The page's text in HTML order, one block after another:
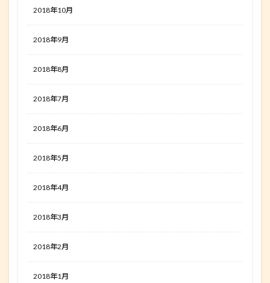
2018年10月
2018年9月
2018年8月
2018年7月
2018年6月
2018年5月
2018年4月
2018年3月
2018年2月
2018年1月